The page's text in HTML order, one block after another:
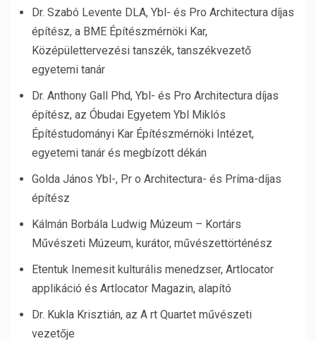
Dr. Szabó Levente DLA, Ybl- és Pro Architectura díjas
építész, a BME Építészmérnöki Kar,
Középülettervezési tanszék, tanszékvezető
egyetemi tanár
Dr. Anthony Gall Phd, Ybl- és Pro Architectura díjas
építész, az Óbudai Egyetem Ybl Miklós
Építéstudományi Kar Építészmérnöki Intézet,
egyetemi tanár és megbízott dékán
Golda János Ybl-, Pr o Architectura- és Príma-díjas
építész
Kálmán Borbála Ludwig Múzeum – Kortárs
Művészeti Múzeum, kurátor, művészettörténész
Etentuk Inemesit kulturális menedzser, Artlocator
applikáció és Artlocator Magazin, alapító
Dr. Kukla Krisztián, az A rt Quartet művészeti
vezetője